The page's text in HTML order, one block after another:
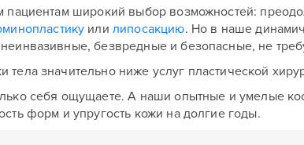
пациентам широкий выбор возможностей:
или липосакцию. Но в наше
безвредные и безопасные, не
значительно ниже услуг пластической
себя ощущаете. А наши опытные и умелые
форм и упругость кожи на долгие годы.
Ваш телефон